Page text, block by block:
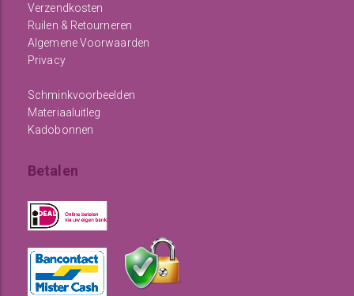
Verzendkosten
Ruilen & Retourneren
Algemene Voorwaarden
Privacy
Schminkvoorbeelden
Materiaaluitleg
Kadobonnen
Betalen